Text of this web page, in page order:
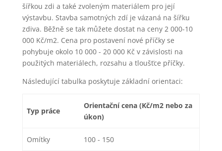
šířkou zdi a také zvoleným materiálem pro její
výstavbu. Stavba samotných zdí je vázaná na šířku
zdiva. Běžně se tak můžete dostat na ceny 2 000-10
000 Kč/m2. Cena pro postavení nové příčky se
pohybuje okolo 10 000 - 20 000 Kč v závislosti na
použitých materiálech, rozsahu a tloušťce příčky.
Následující tabulka poskytuje základní orientaci:
Typ práce
Orientační cena (Kč/m2 nebo za
úkon)
Omítky 100 - 150